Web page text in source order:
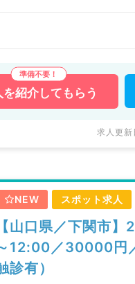
を紹介してもらう
求人更
NEW スポット求人
【山口県／下関市
12:00／30000円
診有）